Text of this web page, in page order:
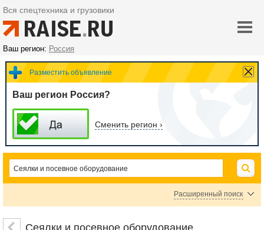
Вся спецтехника и грузовики
Ваш регион: Россия
Разместить объявление
Ваш регион Россия?
Сменить регион ›
Расширенный поиск
Сеялки и посевное оборудование